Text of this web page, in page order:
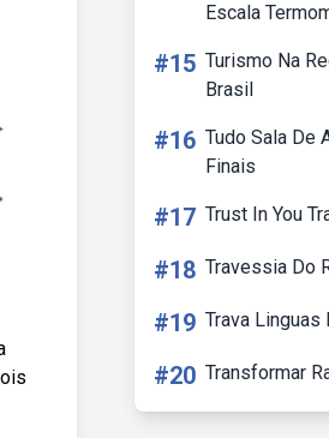
Escala
#15 Turismo Na
Brasil
#16 Tudo Sala De
Finais
#17 Trust In You
#18 Travessia Do
#19 Trava Linguas
#20 Transformar